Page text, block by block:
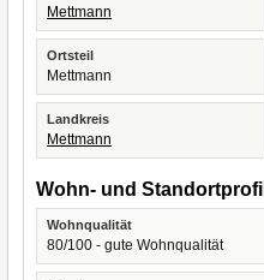
Mettmann
Ortsteil
Mettmann
Landkreis
Mettmann
Wohn- und Standortprofil
Wohnqualität
80/100 - gute Wohnqualität